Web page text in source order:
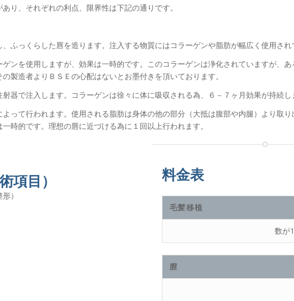
り、それぞれの利点、限界性は下記の通りです。
ふっくらした唇を造ります。注入する物質にはコラーゲンや脂肪が幅広く使用され
ンを使用しますが、効果は一時的です。このコラーゲンは浄化されていますが、
製造者よりＢＳＥの心配はないとお墨付きを頂いております。
器で注入します。コラーゲンは徐々に体に吸収される為、６－７ヶ月効果が持続し
って行われます。使用される脂肪は身体の他の部分（大抵は腹部や内腿）より取
時的です。理想の唇に近づける為に１回以上行われます。
項目）
）
料金表
毛髪移植
数が
膣